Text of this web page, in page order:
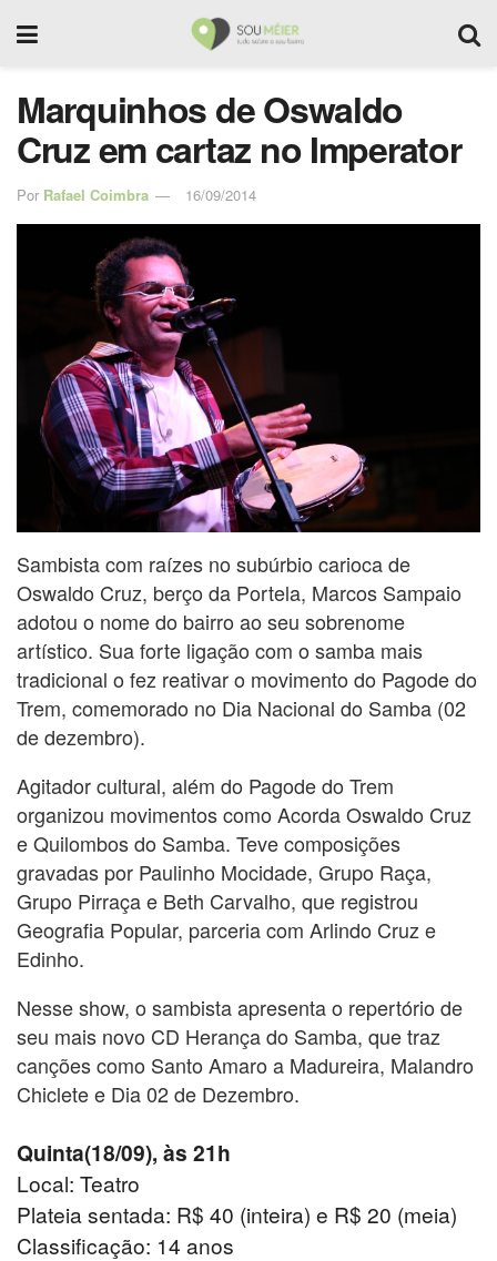
Marquinhos de Oswaldo
Cruz em cartaz no Imperator
Por Rafael Coimbra 16/09/2014
Sambista com raízes no subúrbio carioca de
Oswaldo Cruz, berço da Portela, Marcos Sampaio
adotou o nome do bairro ao seu sobrenome
artístico. Sua forte ligação com o samba mais
tradicional o fez reativar o movimento do Pagode do
Trem, comemorado no Dia Nacional do Samba (02
de dezembro).
Agitador cultural, além do Pagode do Trem
organizou movimentos como Acorda Oswaldo Cruz
e Quilombos do Samba. Teve composições
gravadas por Paulinho Mocidade, Grupo Raça,
Grupo Pirraça e Beth Carvalho, que registrou
Geografia Popular, parceria com Arlindo Cruz e
Edinho.
Nesse show, o sambista apresenta o repertório de
seu mais novo CD Herança do Samba, que traz
canções como Santo Amaro a Madureira, Malandro
Chiclete e Dia 02 de Dezembro.
Quinta(18/09), às 21h
Local: Teatro
Plateia sentada: R$ 40 (inteira) e R$ 20 (meia)
Classificação: 14 anos